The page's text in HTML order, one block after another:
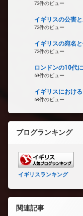
73件のビュー
イギリスの公害
72件のビュー
イギリスの宛名
72件のビュー
ロンドンの10代
69件のビュー
イギリスにおけ
68件のビュー
ブログランキング
イギリスランキング
関連記事